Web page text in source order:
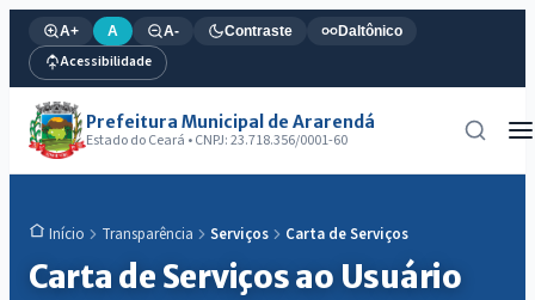
A+ A A- Contraste Daltônico
Acessibilidade
Prefeitura Municipal de Ararendá
Estado do Ceará • CNPJ: 23.718.356/0001-60
Início Transparência Serviços Carta de Serviços
Carta de Serviços ao Usuário